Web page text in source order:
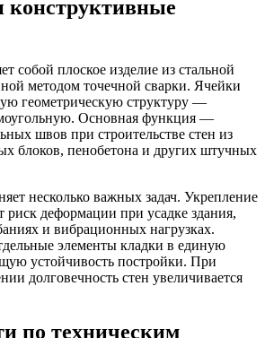
конструктивные
собой плоское изделие из стальной
методом точечной сварки. Ячейки
геометрическую структуру —
Основная функция —
швов при строительстве стен из
блоков, пенобетона и других штучных
несколько важных задач. Укрепление
риск деформации при усадке здания,
и вибрационных нагрузках.
элементы кладки в единую
устойчивость постройки. При
долговечность стен увеличивается
по техническим